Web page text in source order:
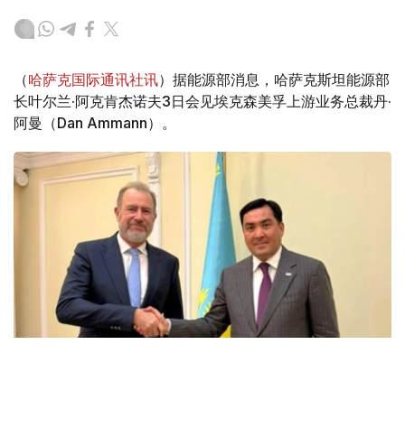
（哈萨克国际通讯社讯）据能源部消息，哈萨克斯坦能源部
长叶尔兰·阿克肯杰诺夫3日会见埃克森美孚上游业务总裁丹·
阿曼（Dan Ammann）。